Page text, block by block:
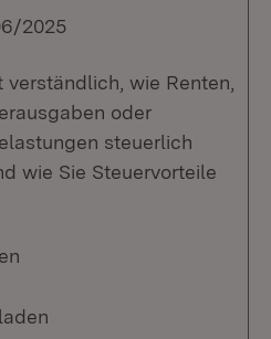
2025
wie Renten,
oder
steuerlich
wie Sie Steuervorteile